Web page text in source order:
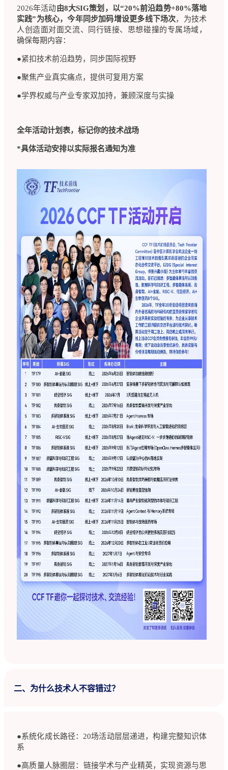
2026年活动由8大SIG策划，以“20%前沿趋势+80%落地
实践”为核心，今年同步加码增设更多线下场次，为技术
人创造面对面交流、同行链接、思想碰撞的专属场域，
确保每期内容：
●紧扣技术前沿趋势，同步国际视野
●聚焦产业真实痛点，提供可复用方案
●学界权威与产业专家双加持，兼顾深度与实操
全年活动计划表，标记你的技术战场
*具体活动安排以实际报名通知为准
二、为什么技术人不容错过？
●系统化成长路径：20场活动层层递进，构建完整知识体
系
●高质量人脉圈层：链接学术与产业精英，实现资源与思